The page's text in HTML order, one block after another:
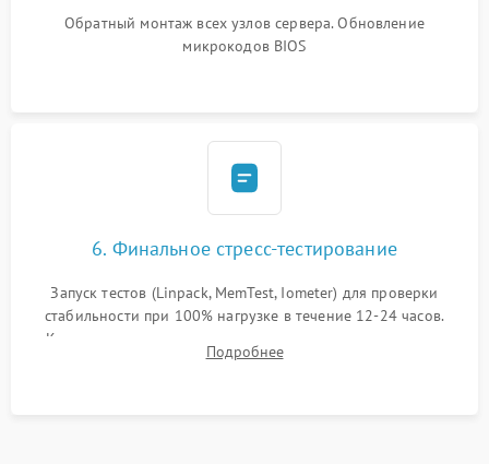
Обратный монтаж всех узлов сервера. Обновление
микрокодов BIOS
6. Финальное стресс-тестирование
Запуск тестов (Linpack, MemTest, Iometer) для проверки
стабильности при 100% нагрузке в течение 12-24 часов.
Контроль температурных режимов, проверка отсутствия
троттлинга и подготовка сервера к выдаче.
Подробнее